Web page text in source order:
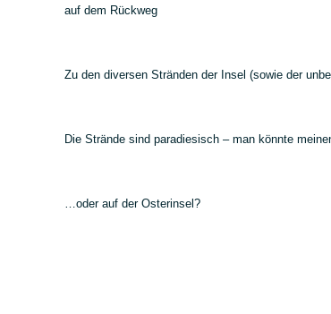
auf dem Rückweg
Zu den diversen Stränden der Insel (sowie der
Die Strände sind paradiesisch – man könnte
…oder auf der Osterinsel?